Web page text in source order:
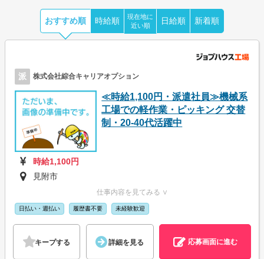
おすすめ順 時給順
現在地に
近い順
日給順 新着順
派 株式会社綜合キャリアオプション
≪時給1,100円・派遣社員≫機械系
工場での軽作業・ピッキング 交替
制・20-40代活躍中
時給1,100円
見附市
仕事内容を見てみる ∨
日払い・週払い 履歴書不要 未経験歓迎
キープする 詳細を見る 応募画面に進む